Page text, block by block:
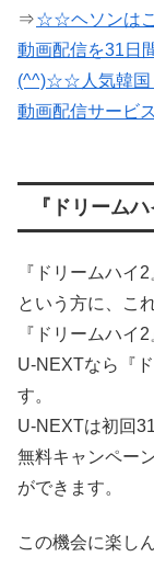
⇒☆☆ヘソンはこ
動画配信を31日
(^^)☆☆人気韓国
動画配信サービ
『ドリーム
『ドリームハイ
という方に、こ
『ドリームハイ
U-NEXTなら『
す。
U-NEXTは初回
無料キャンペー
ができます。
この機会に楽し